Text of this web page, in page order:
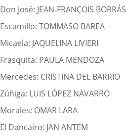
Don José: JEAN-FRANÇOIS BORRÁS
Escamillo: TOMMASO BAREA
Micaela: JAQUELINA LIVIERI
Frasquita: PAULA MENDOZA
Mercedes: CRISTINA DEL BARRIO
Zúñiga: LUIS LÓPEZ NAVARRO
Morales: OMAR LARA
El Dancairo: JAN ANTEM